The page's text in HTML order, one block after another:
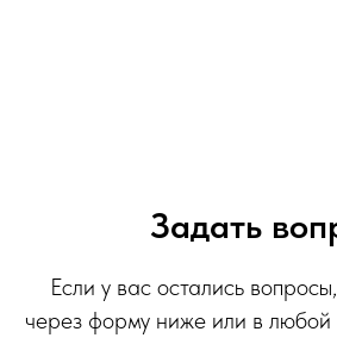
Задать
Если у вас остались
через форму ниже или в